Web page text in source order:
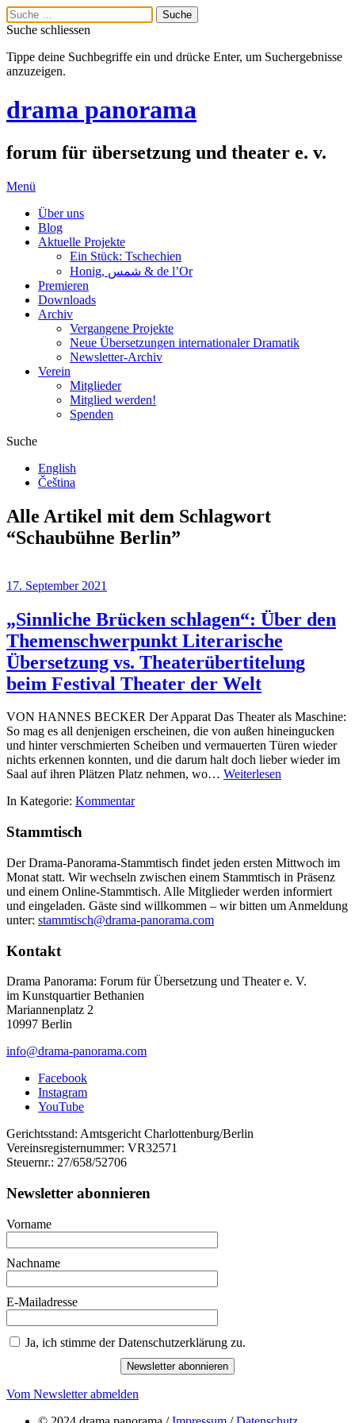
Suche schliessen
Tippe deine Suchbegriffe ein und drücke Enter, um Suchergebnisse
anzuzeigen.
drama panorama
forum für übersetzung und theater e. v.
Menü
Über uns
Blog
Aktuelle Projekte
Ein Stück: Tschechien
Honig, شمس & de l’Or
Premieren
Downloads
Archiv
Vergangene Projekte
Neue Übersetzungen internationaler Dramatik
Newsletter-Archiv
Verein
Mitglieder
Mitglied werden!
Spenden
Suche
English
Čeština
Alle Artikel mit dem Schlagwort
“Schaubühne Berlin”
17. September 2021
„Sinnliche Brücken schlagen“: Über den
Themenschwerpunkt Literarische
Übersetzung vs. Theaterübertitelung
beim Festival Theater der Welt
VON HANNES BECKER Der Apparat Das Theater als Maschine:
So mag es all denjenigen erscheinen, die von außen hineingucken
und hinter verschmierten Scheiben und vermauerten Türen wieder
nichts erkennen konnten, und die darum halt doch lieber wieder im
Saal auf ihren Plätzen Platz nehmen, wo… Weiterlesen
In Kategorie: Kommentar
Stammtisch
Der Drama-Panorama-Stammtisch findet jeden ersten Mittwoch im
Monat statt. Wir wechseln zwischen einem Stammtisch in Präsenz
und einem Online-Stammtisch. Alle Mitglieder werden informiert
und eingeladen. Gäste sind willkommen – wir bitten um Anmeldung
unter: stammtisch@drama-panorama.com
Kontakt
Drama Panorama: Forum für Übersetzung und Theater e. V.
im Kunstquartier Bethanien
Mariannenplatz 2
10997 Berlin
info@drama-panorama.com
Facebook
Instagram
YouTube
Gerichtsstand: Amtsgericht Charlottenburg/Berlin
Vereinsregisternummer: VR32571
Steuernr.: 27/658/52706
Newsletter abonnieren
Vorname
Nachname
E-Mailadresse
Ja, ich stimme der Datenschutzerklärung zu.
Newsletter abonnieren
Vom Newsletter abmelden